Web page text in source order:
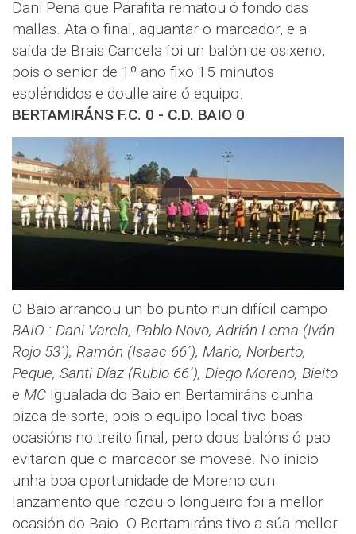
Dani Pena que Parafita rematou ó fondo das
mallas. Ata o final, aguantar o marcador, e a
saída de Brais Cancela foi un balón de osixeno,
pois o senior de 1º ano fixo 15 minutos
espléndidos e doulle aire ó equipo.
BERTAMIRÁNS F.C. 0 - C.D. BAIO 0
O Baio arrancou un bo punto nun difícil campo
BAIO : Dani Varela, Pablo Novo, Adrián Lema (Iván
Rojo 53´), Ramón (Isaac 66´), Mario, Norberto,
Peque, Santi Díaz (Rubio 66´), Diego Moreno, Bieito
e MC Igualada do Baio en Bertamiráns cunha
pizca de sorte, pois o equipo local tivo boas
ocasións no treito final, pero dous balóns ó pao
evitaron que o marcador se movese. No inicio
unha boa oportunidade de Moreno cun
lanzamento que rozou o longueiro foi a mellor
ocasión do Baio. O Bertamiráns tivo a súa mellor